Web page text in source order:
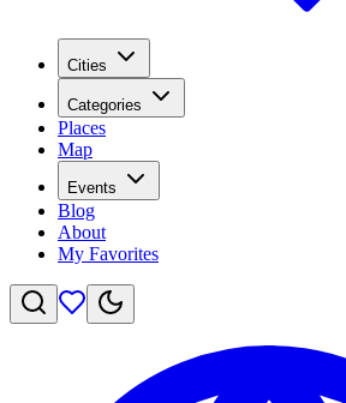
Cities
Categories
Places
Map
Events
Blog
About
My Favorites